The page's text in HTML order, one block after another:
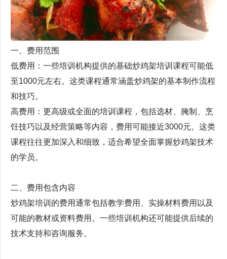
一、费用范围
低费用：一些培训机构提供的基础炒鸡架培训课程可能低
至1000元左右。这类课程通常涵盖炒鸡架的基本制作流程
和技巧。
高费用：更高级或全面的培训课程，包括选材、腌制、烹
饪技巧以及经营策略等内容，费用可能接近3000元。这类
课程往往更加深入和细致，适合希望全面掌握炒鸡架技术
的学员。
二、费用包含内容
炒鸡架培训的费用通常包括教学费用、实操材料费用以及
可能的教材或资料费用。一些培训机构还可能提供后续的
技术支持和咨询服务。